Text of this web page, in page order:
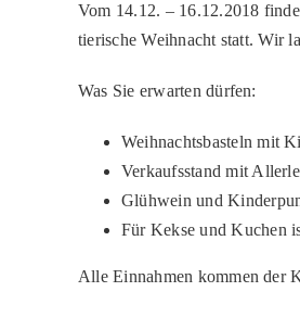
Vom 14.12. – 16.12.2018
tierische Weihnacht statt. Wir
Was Sie erwarten dürfen:
Weihnachtsbasteln mit
Verkaufsstand mit
Glühwein und
Für Kekse und Kuchen
Alle Einnahmen kommen der